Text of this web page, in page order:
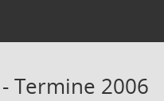
Termine 2006